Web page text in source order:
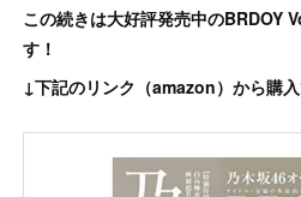
この続きは大好評発売中のBRDOY
す！
↓下記のリンク（amazon）から購